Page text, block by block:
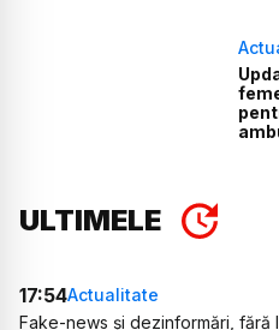
ULTIMELE
17:54Actualitate
Fake-news și dezinformări, fără